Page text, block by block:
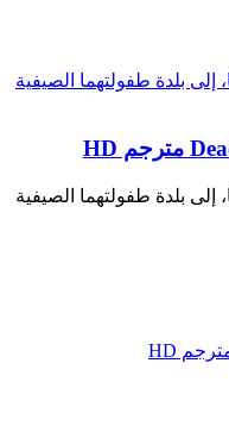
إلى بلدة طفولتهما الصيفية
إلى بلدة طفولتهما الصيفية